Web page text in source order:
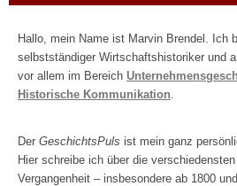
Hallo, mein Name ist Marvin Brendel. Ich
selbstständiger Wirtschaftshistoriker und
vor allem im Bereich
Historische Kommunikation
Der GeschichtsPuls ist mein ganz
Hier schreibe ich über die
Vergangenheit – insbesondere ab 1800